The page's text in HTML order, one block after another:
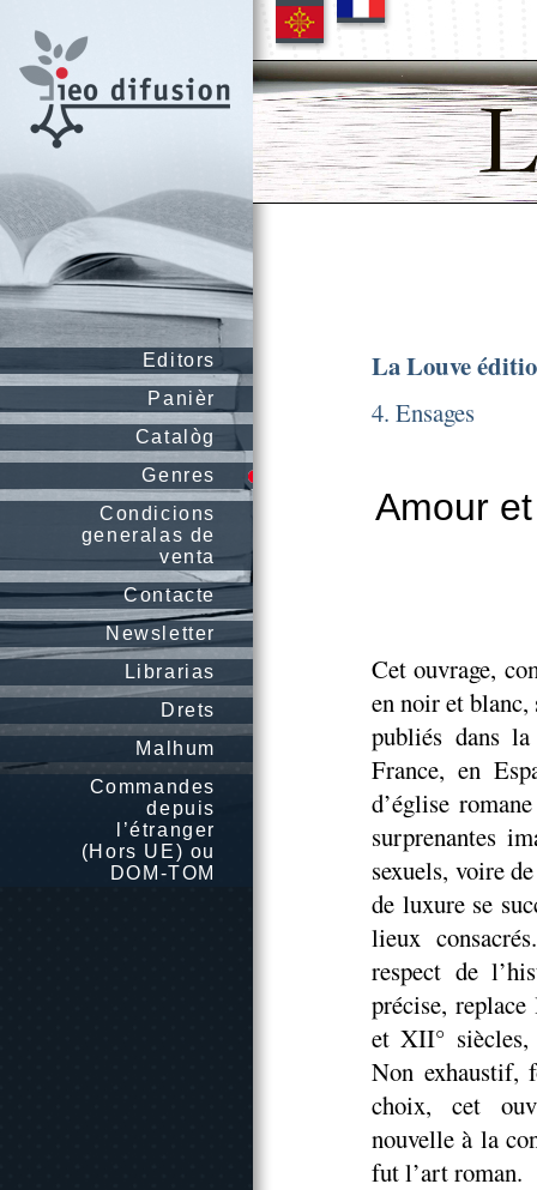
Editors
Panièr
Catalòg
Genres
Condicions
generalas de
venta
Contacte
Newsletter
Librarias
Drets
Malhum
Commandes
depuis
l’étranger
(Hors UE) ou
DOM-TOM
La Louve
4. Ensages
Amour
Cet ouvrage,
en noir et blanc,
publiés dans
France, en
d’église
surprenantes
sexuels, voire
de luxure se
lieux
respect de
précise,
et XII° siècles,
Non exhaustif,
choix, cet
nouvelle à la
fut l’art roman.